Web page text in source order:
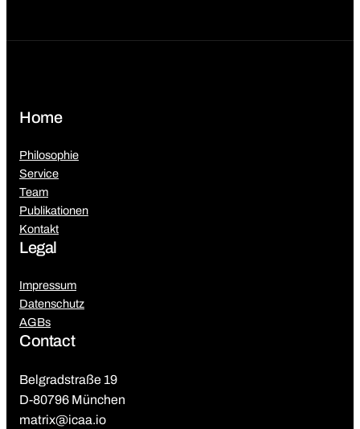
Home
Philosophie
Service
Team
Publikationen
Kontakt
Legal
Impressum
Datenschutz
AGBs
Contact
Belgradstraße 19
D-80796 München
matrix@icaa.io